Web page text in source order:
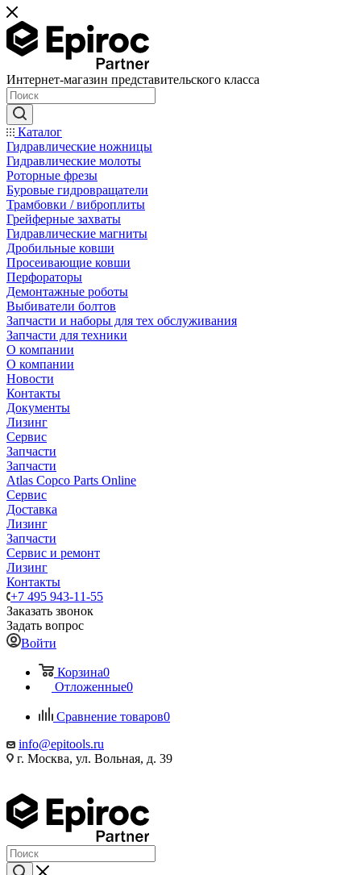
Интернет-магазин представительского класса
Каталог
Гидравлические ножницы
Гидравлические молоты
Роторные фрезы
Буровые гидровращатели
Трамбовки / виброплиты
Грейферные захваты
Гидравлические магниты
Дробильные ковши
Просеивающие ковши
Перфораторы
Демонтажные роботы
Выбиватели болтов
Запчасти и наборы для тех обслуживания
Запчасти для техники
О компании
О компании
Новости
Контакты
Документы
Лизинг
Сервис
Запчасти
Запчасти
Atlas Copco Parts Online
Сервис
Доставка
Лизинг
Запчасти
Сервис и ремонт
Лизинг
Контакты
+7 495 943-11-55
Заказать звонок
Задать вопрос
Войти
Корзина0
Отложенные0
Сравнение товаров0
info@epitools.ru
г. Москва, ул. Вольная, д. 39